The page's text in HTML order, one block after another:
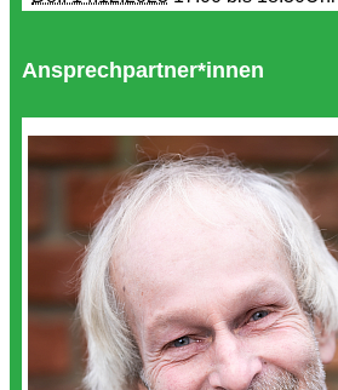
Ansprechpartner*innen